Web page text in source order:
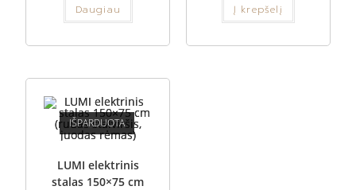
Daugiau Į krepšelį
IŠPARDUOTA
LUMI elektrinis
stalas 150×75 cm